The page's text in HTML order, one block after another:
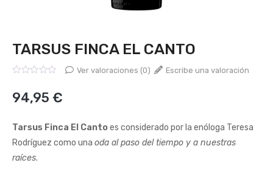
TARSUS FINCA EL CANTO
0
de
Ver valoraciones (0) Escribe una valoración
94,95 €
Tarsus Finca El Cantoes considerado por la enóloga Teresa
Rodríguez como una oda al paso del tiempo y a nuestras
raíces.